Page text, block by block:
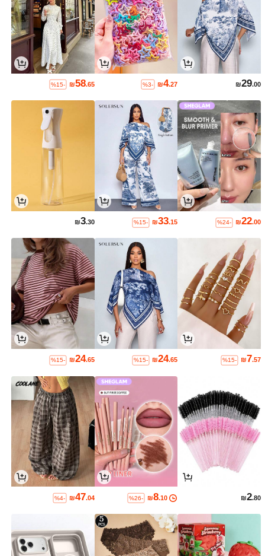
₪29.00
₪4.27
%3-
₪58.65
%15-
₪22.00
%24-
₪33.15
%15-
₪3.30
₪7.57
%15-
₪24.65
%15-
₪24.65
%15-
₪2.80
₪8.10
%26-
₪47.04
%4-